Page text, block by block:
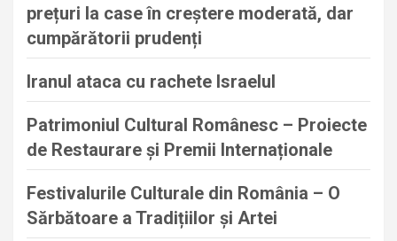
prețuri la case în creștere moderată, dar
cumpărătorii prudenți
Iranul ataca cu rachete Israelul
Patrimoniul Cultural Românesc – Proiecte
de Restaurare și Premii Internaționale
Festivalurile Culturale din România – O
Sărbătoare a Tradițiilor și Artei